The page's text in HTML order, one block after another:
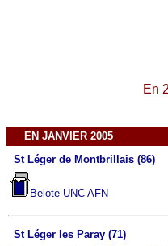
En
EN JANVIER 2005
St Léger de Montbrillais (86)
Belote UNC AFN
St Léger les Paray (71)